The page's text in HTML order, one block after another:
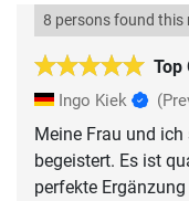
Top
8 persons found this
Ingo Kiek
Meine Frau und
begeistert. Es ist
perfekte